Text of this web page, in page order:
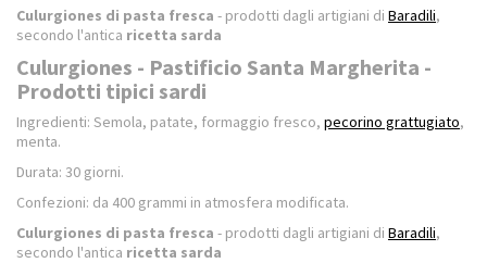
Culurgiones di pasta fresca - prodotti dagli artigiani di Baradili,
secondo l'antica ricetta sarda
Culurgiones - Pastificio Santa Margherita -
Prodotti tipici sardi
Ingredienti: Semola, patate, formaggio fresco, pecorino grattugiato,
menta.
Durata: 30 giorni.
Confezioni: da 400 grammi in atmosfera modificata.
Culurgiones di pasta fresca - prodotti dagli artigiani di Baradili,
secondo l'antica ricetta sarda